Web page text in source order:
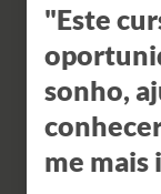
"Este
sonho,
me mais